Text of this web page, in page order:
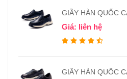
GIẦY HÀN QUỐC
Giá: liên hệ
GIẦY HÀN QUỐC